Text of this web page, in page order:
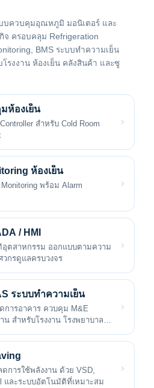
บควบคุมอุณหภูมิ มอนิเตอร์ และ
ครอบคลุม Refrigeration
BMS ระบบทำความเย็น
รงงาน ห้องเย็น คลังสินค้า และซู
ห้องเย็น
สำหรับ Cold Room
ห้องเย็น
พร้อม Alarm
/ HMI
ตสาหกรรม ออกแบบตามความ
วกรดูแลครบวงจร
ระบบทำความเย็น
การอาคาร ควบคุม M&E
น สำหรับโรงงาน โรงพยาบาล
ดการใช้พลังงาน ด้วย VSD,
และระบบอัตโนมัติที่เหมาะสม